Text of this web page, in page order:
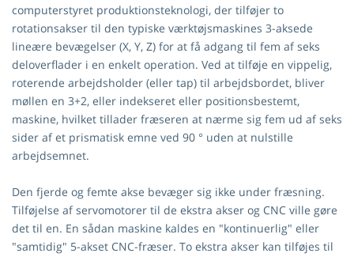
computerstyret produktionsteknologi, der tilføjer to
rotationsakser til den typiske værktøjsmaskines 3-aksede
lineære bevægelser (X, Y, Z) for at få adgang til fem af seks
deloverflader i en enkelt operation. Ved at tilføje en vippelig,
roterende arbejdsholder (eller tap) til arbejdsbordet, bliver
møllen en 3+2, eller indekseret eller positionsbestemt,
maskine, hvilket tillader fræseren at nærme sig fem ud af seks
sider af et prismatisk emne ved 90 ° uden at nulstille
arbejdsemnet.
Den fjerde og femte akse bevæger sig ikke under fræsning.
Tilføjelse af servomotorer til de ekstra akser og CNC ville gøre
det til en. En sådan maskine kaldes en "kontinuerlig" eller
"samtidig" 5-akset CNC-fræser. To ekstra akser kan tilføjes til